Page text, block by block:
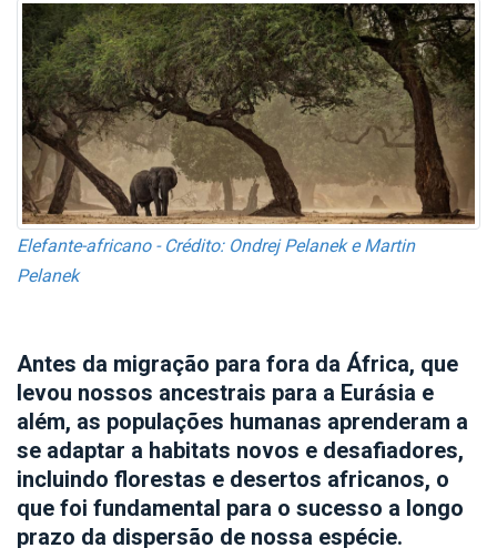
Elefante-africano - Crédito: Ondrej Pelanek e Martin
Pelanek
Antes da migração para fora da África, que
levou nossos ancestrais para a Eurásia e
além, as populações humanas aprenderam a
se adaptar a habitats novos e desafiadores,
incluindo florestas e desertos africanos, o
que foi fundamental para o sucesso a longo
prazo da dispersão de nossa espécie.